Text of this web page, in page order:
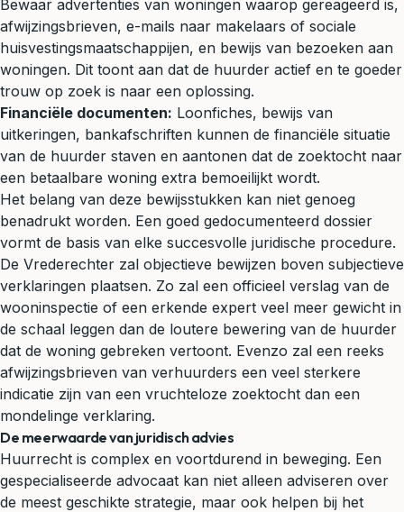
Bewaar advertenties van woningen waarop gereageerd is,
afwijzingsbrieven, e-mails naar makelaars of sociale
huisvestingsmaatschappijen, en bewijs van bezoeken aan
woningen. Dit toont aan dat de huurder actief en te goeder
trouw op zoek is naar een oplossing.
Financiële documenten: Loonfiches, bewijs van
uitkeringen, bankafschriften kunnen de financiële situatie
van de huurder staven en aantonen dat de zoektocht naar
een betaalbare woning extra bemoeilijkt wordt.
Het belang van deze bewijsstukken kan niet genoeg
benadrukt worden. Een goed gedocumenteerd dossier
vormt de basis van elke succesvolle juridische procedure.
De Vrederechter zal objectieve bewijzen boven subjectieve
verklaringen plaatsen. Zo zal een officieel verslag van de
wooninspectie of een erkende expert veel meer gewicht in
de schaal leggen dan de loutere bewering van de huurder
dat de woning gebreken vertoont. Evenzo zal een reeks
afwijzingsbrieven van verhuurders een veel sterkere
indicatie zijn van een vruchteloze zoektocht dan een
mondelinge verklaring.
De meerwaarde van juridisch advies
Huurrecht is complex en voortdurend in beweging. Een
gespecialiseerde advocaat kan niet alleen adviseren over
de meest geschikte strategie, maar ook helpen bij het